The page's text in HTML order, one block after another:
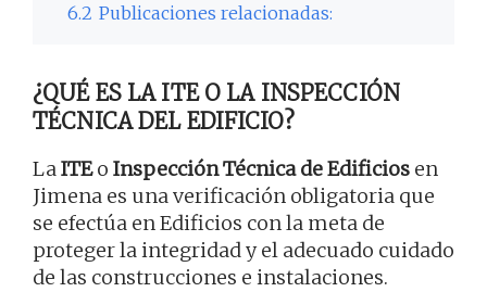
6.2 Publicaciones relacionadas:
¿QUÉ ES LA ITE O LA INSPECCIÓN
TÉCNICA DEL EDIFICIO?
LaITEo Inspección Técnica de Edificios en
Jimena es una verificación obligatoria que
se efectúa en Edificios con la meta de
proteger la integridad y el adecuado cuidado
de las construcciones e instalaciones.